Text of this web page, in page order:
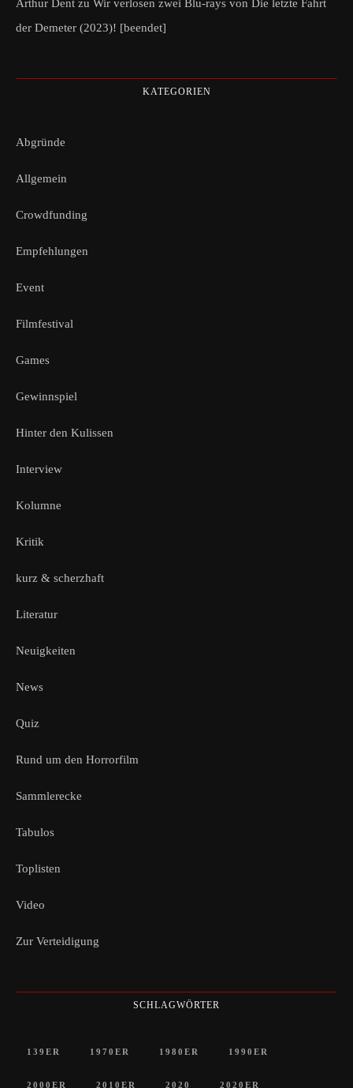
Arthur Dent zu Wir verlosen zwei Blu-rays von Die letzte Fahrt
der Demeter (2023)! [beendet]
KATEGORIEN
Abgründe
Allgemein
Crowdfunding
Empfehlungen
Event
Filmfestival
Games
Gewinnspiel
Hinter den Kulissen
Interview
Kolumne
Kritik
kurz & scherzhaft
Literatur
Neuigkeiten
News
Quiz
Rund um den Horrorfilm
Sammlerecke
Tabulos
Toplisten
Video
Zur Verteidigung
SCHLAGWÖRTER
139ER 1970ER 1980ER 1990ER
2000ER 2010ER 2020 2020ER